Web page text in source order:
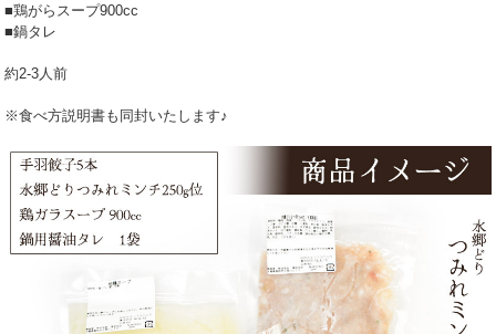
■鶏がらスープ900cc
■鍋タレ
約2-3人前
※食べ方説明書も同封いたします♪